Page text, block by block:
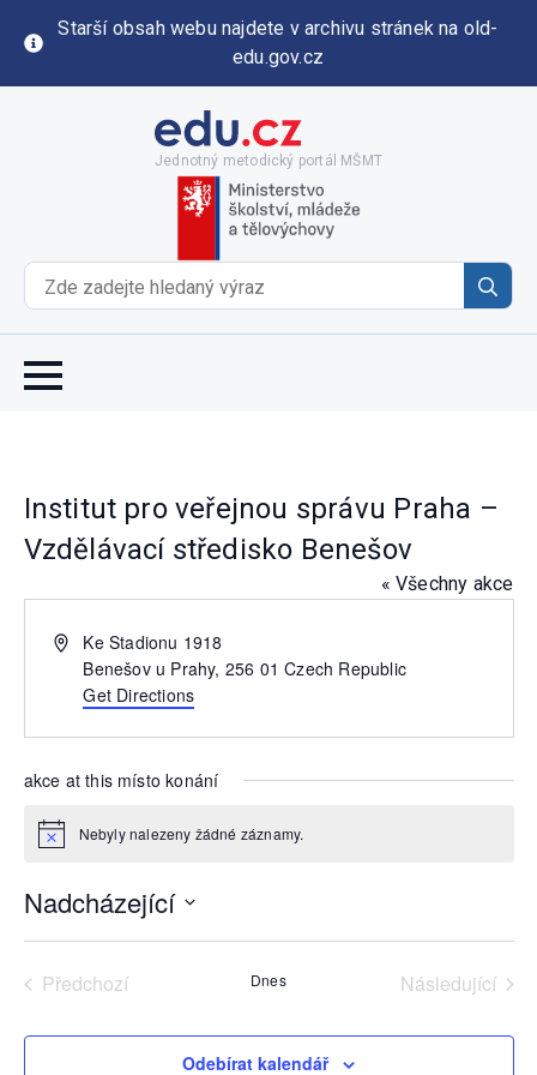
Starší obsah webu najdete v archivu stránek na old-
edu.gov.cz
Jednotný metodický portál MŠMT
for:
Institut pro veřejnou správu Praha –
Vzdělávací středisko Benešov
« Všechny akce
AddressKe Stadionu 1918
Benešov u Prahy, 256 01 Czech Republic
Get Directions
akce at this místo konání
Notice Nebyly nalezeny žádné záznamy.
Nadcházející
Předchozí
Dnes
Následující
Odebírat kalendář